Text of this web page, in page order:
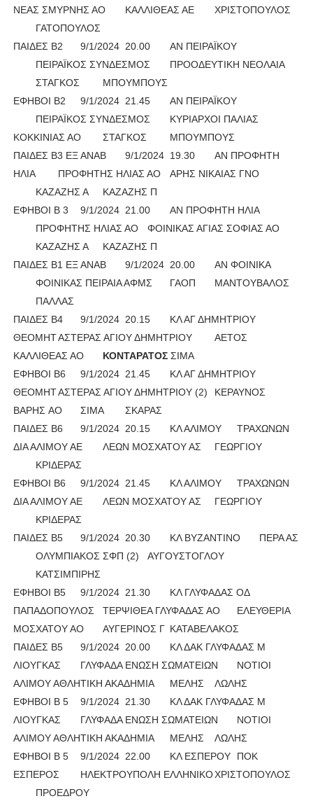
ΝΕΑΣ ΣΜΥΡΝΗΣ ΑΟ
ΚΑΛΛΙΘΕΑΣ ΑΕ
ΧΡΙΣΤΟΠΟΥΛΟΣ
ΓΑΤΟΠΟΥΛΟΣ
ΠΑΙΔΕΣ Β2
9/1/2024 20.00
ΑΝ ΠΕΙΡΑΪΚΟΥ
ΠΕΙΡΑΪΚΟΣ ΣΥΝΔΕΣΜΟΣ
ΠΡΟΟΔΕΥΤΙΚΗ ΝΕΟΛΑΙΑ
ΣΤΑΓΚΟΣ
ΜΠΟΥΜΠΟΥΣ
ΕΦΗΒΟΙ Β2
9/1/2024 21.45
ΑΝ ΠΕΙΡΑΪΚΟΥ
ΠΕΙΡΑΪΚΟΣ ΣΥΝΔΕΣΜΟΣ
ΚΥΡΙΑΡΧΟΙ ΠΑΛΙΑΣ
ΚΟΚΚΙΝΙΑΣ ΑΟ
ΣΤΑΓΚΟΣ
ΜΠΟΥΜΠΟΥΣ
ΠΑΙΔΕΣ Β3 ΕΞ ΑΝΑΒ
9/1/2024 19.30
ΑΝ ΠΡΟΦΗΤΗ
ΗΛΙΑ
ΠΡΟΦΗΤΗΣ ΗΛΙΑΣ ΑΟ
ΑΡΗΣ ΝΙΚΑΙΑΣ ΓΝΟ
ΚΑΖΑΖΗΣ Α
ΚΑΖΑΖΗΣ Π
ΕΦΗΒΟΙ Β 3
9/1/2024 21.00
ΑΝ ΠΡΟΦΗΤΗ ΗΛΙΑ
ΠΡΟΦΗΤΗΣ ΗΛΙΑΣ ΑΟ
ΦΟΙΝΙΚΑΣ ΑΓΙΑΣ ΣΟΦΙΑΣ ΑΟ
ΚΑΖΑΖΗΣ Α
ΚΑΖΑΖΗΣ Π
ΠΑΙΔΕΣ Β1 ΕΞ ΑΝΑΒ
9/1/2024 20.00
ΑΝ ΦΟΙΝΙΚΑ
ΦΟΙΝΙΚΑΣ ΠΕΙΡΑΙΑ ΑΦΜΣ
ΓΑΟΠ
ΜΑΝΤΟΥΒΑΛΟΣ
ΠΑΛΛΑΣ
ΠΑΙΔΕΣ Β4
9/1/2024 20.15
ΚΛ ΑΓ ΔΗΜΗΤΡΙΟΥ
ΘΕΟΜΗΤΑΣΤΕΡΑΣ ΑΓΙΟΥ ΔΗΜΗΤΡΙΟΥ
ΑΕΤΟΣ
ΚΑΛΛΙΘΕΑΣ ΑΟ
ΚΟΝΤΑΡΑΤΟΣ ΣΙΜΑ
ΕΦΗΒΟΙ Β6
9/1/2024 21.45
ΚΛ ΑΓ ΔΗΜΗΤΡΙΟΥ
ΘΕΟΜΗΤΑΣΤΕΡΑΣ ΑΓΙΟΥ ΔΗΜΗΤΡΙΟΥ (2)
ΚΕΡΑΥΝΟΣ
ΒΑΡΗΣ AO
ΣΙΜΑ
ΣΚΑΡΑΣ
ΠΑΙΔΕΣ Β6
9/1/2024 20.15 ΚΛ ΑΛΙΜΟΥ
ΤΡΑΧΩΝΩΝ
ΔΙΑ ΑΛΙΜΟΥ ΑΕ
ΛΕΩΝ ΜΟΣΧΑΤΟΥ ΑΣ
ΓΕΩΡΓΙΟΥ
ΚΡΙΔΕΡΑΣ
ΕΦΗΒΟΙ Β6
9/1/2024 21.45 ΚΛ ΑΛΙΜΟΥ
ΤΡΑΧΩΝΩΝ
ΔΙΑ ΑΛΙΜΟΥ ΑΕ
ΛΕΩΝ ΜΟΣΧΑΤΟΥ ΑΣ
ΓΕΩΡΓΙΟΥ
ΚΡΙΔΕΡΑΣ
ΠΑΙΔΕΣ Β5
9/1/2024 20.30 ΚΛ ΒΥΖΑΝΤΙΝΟ
ΠΕΡΑ ΑΣ
ΟΛΥΜΠΙΑΚΟΣ ΣΦΠ (2)
ΑΥΓΟΥΣΤΟΓΛΟΥ
ΚΑΤΣΙΜΠΙΡΗΣ
ΕΦΗΒΟΙ Β5
9/1/2024 21.30
ΚΛ ΓΛΥΦΑΔΑΣ ΟΔ
ΠΑΠΑΔΟΠΟΥΛΟΣ
ΤΕΡΨΙΘΕΑ ΓΛΥΦΑΔΑΣ ΑΟ
ΕΛΕΥΘΕΡΙΑ
ΜΟΣΧΑΤΟΥ ΑΟ
ΑΥΓΕΡΙΝΟΣ Γ ΚΑΤΑΒΕΛΑΚΟΣ
ΠΑΙΔΕΣ Β5
9/1/2024 20.00
ΚΛ ΔΑΚ ΓΛΥΦΑΔΑΣ Μ
ΛΙΟΥΓΚΑΣ
ΓΛΥΦΑΔΑ ΕΝΩΣΗ ΣΩΜΑΤΕΙΩΝ
ΝΟΤΙΟΙ
ΑΛΙΜΟΥ ΑΘΛΗΤΙΚΗ ΑΚΑΔΗΜΙΑ
ΜΕΛΗΣ
ΛΩΛΗΣ
ΕΦΗΒΟΙ Β 5
9/1/2024 21.30
ΚΛ ΔΑΚ ΓΛΥΦΑΔΑΣ Μ
ΛΙΟΥΓΚΑΣ
ΓΛΥΦΑΔΑ ΕΝΩΣΗ ΣΩΜΑΤΕΙΩΝ
ΝΟΤΙΟΙ
ΑΛΙΜΟΥ ΑΘΛΗΤΙΚΗ ΑΚΑΔΗΜΙΑ
ΜΕΛΗΣ
ΛΩΛΗΣ
ΕΦΗΒΟΙ Β 5
9/1/2024 22.00 ΚΛ ΕΣΠΕΡΟΥ
ΠΟΚ
ΕΣΠΕΡΟΣ
ΗΛΕΚΤΡΟΥΠΟΛΗ ΕΛΛΗΝΙΚΟΧΡΙΣΤΟΠΟΥΛΟΣ
ΠΡΟΕΔΡΟΥ